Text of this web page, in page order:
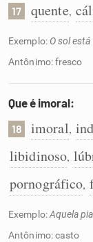
17 quente,
Exemplo: O sol
Antônimo: fresco
Que é imoral:
18 imoral,
libidinoso,
pornográfico,
Exemplo:Aquela
Antônimo: casto